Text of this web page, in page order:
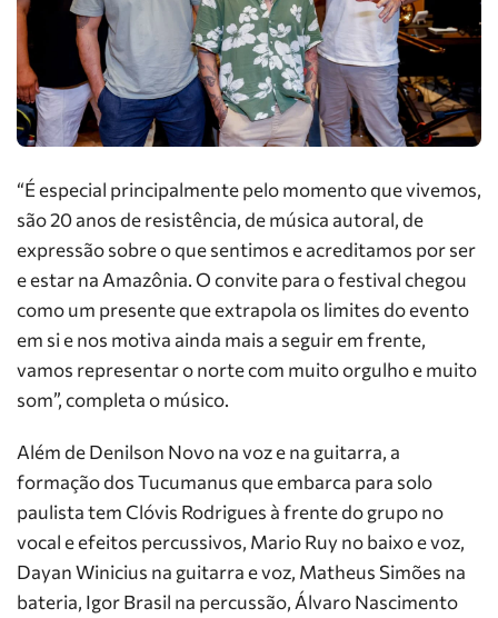
“É especial principalmente pelo momento que vivemos,
são 20 anos de resistência, de música autoral, de
expressão sobre o que sentimos e acreditamos por ser
e estar na Amazônia. O convite para o festival chegou
como um presente que extrapola os limites do evento
em si e nos motiva ainda mais a seguir em frente,
vamos representar o norte com muito orgulho e muito
som”, completa o músico.
Além de Denilson Novo na voz e na guitarra, a
formação dos Tucumanus que embarca para solo
paulista tem Clóvis Rodrigues à frente do grupo no
vocal e efeitos percussivos, Mario Ruy no baixo e voz,
⁠Dayan Winicius na guitarra e voz, Matheus Simões na
bateria, ⁠Igor Brasil na percussão, ⁠Álvaro Nascimento